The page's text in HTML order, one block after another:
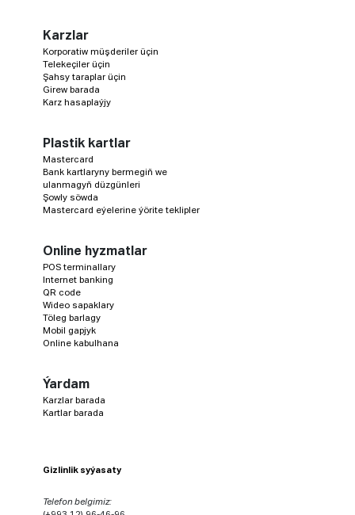
Karzlar
Korporatiw müşderiler üçin
Telekeçiler üçin
Şahsy taraplar üçin
Girew barada
Karz hasaplaýjy
Plastik kartlar
Mastercard
Bank kartlaryny bermegiň we
ulanmagyň düzgünleri
Şowly söwda
Mastercard eýelerine ýörite teklipler
Online hyzmatlar
POS terminallary
Internet banking
QR code
Wideo sapaklary
Töleg barlagy
Mobil gapjyk
Online kabulhana
Ýardam
Karzlar barada
Kartlar barada
Gizlinlik syýasaty
Telefon belgimiz: